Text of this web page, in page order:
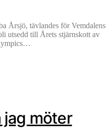
Årsjö, tävlandes för Vemdalens
utsedd till Årets stjärnskott av
jag möter